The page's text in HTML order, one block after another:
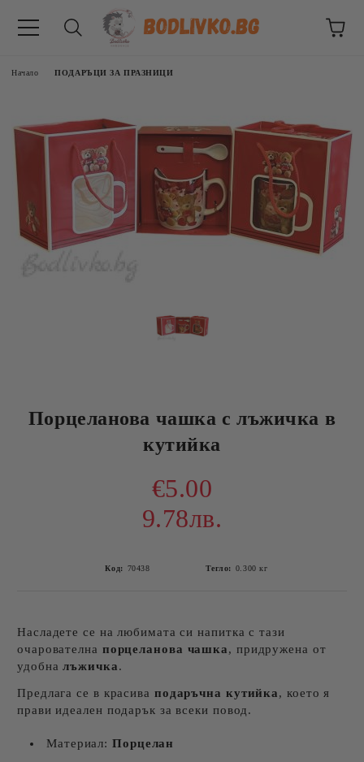
Начало ПОДАРЪЦИ ЗА ПРАЗНИЦИ
Порцеланова чашка с лъжичка в
кутийка
€5.00
9.78лв.
Код: 70438 Тегло: 0.300 кг
Насладете се на любимата си напитка с тази
очарователна порцеланова чашка, придружена от
удобналъжичка.
Предлага се в красива подаръчна кутийка, което я
прави идеален подарък за всеки повод.
Материал: Порцелан